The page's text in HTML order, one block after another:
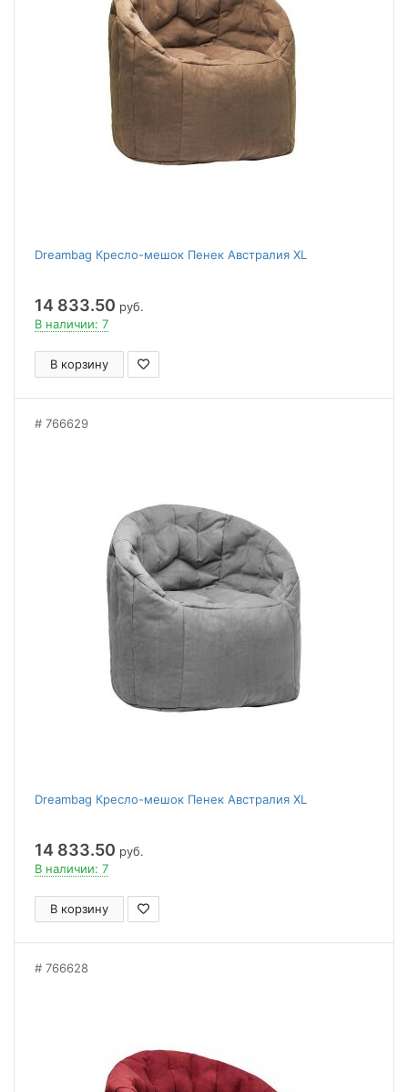
Dreambag Кресло-мешок Пенек Австралия XL
14 833.50 руб.
В наличии: 7
В корзину
766629
Dreambag Кресло-мешок Пенек Австралия XL
14 833.50 руб.
В наличии: 7
В корзину
766628